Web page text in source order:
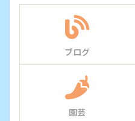
ブログ
園芸